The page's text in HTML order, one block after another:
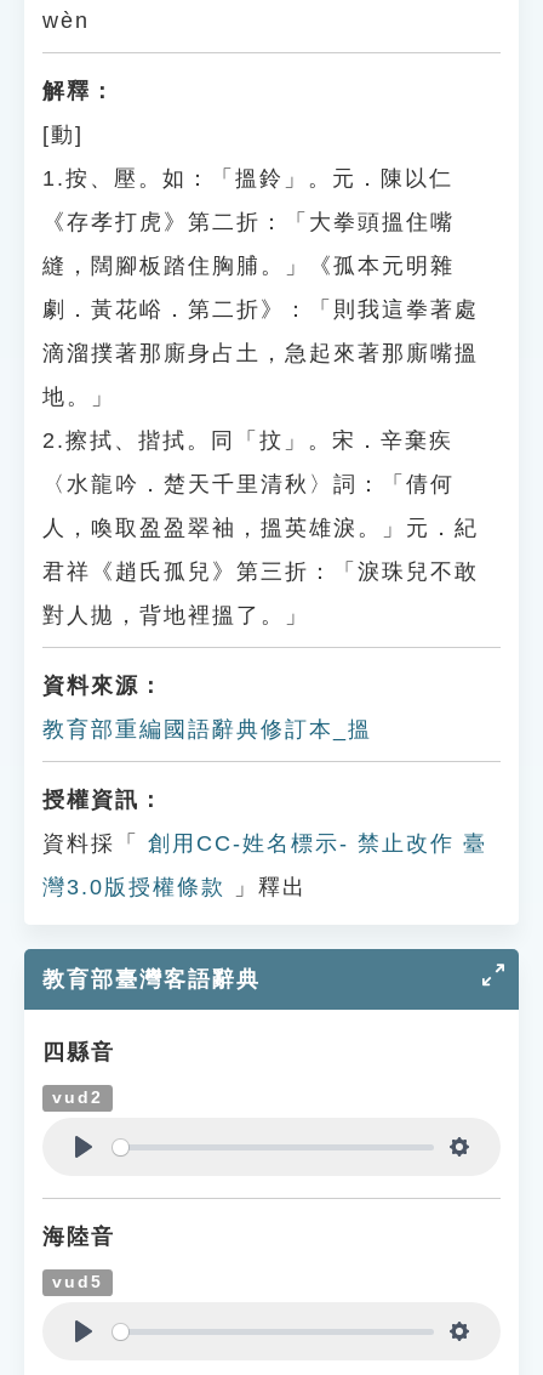
wèn
解釋：
[動]
1.按、壓。如：「搵鈴」。元．陳以仁
《存孝打虎》第二折：「大拳頭搵住嘴
縫，闊腳板踏住胸脯。」《孤本元明雜
劇．黃花峪．第二折》：「則我這拳著處
滴溜撲著那廝身占土，急起來著那廝嘴搵
地。」
2.擦拭、揩拭。同「抆」。宋．辛棄疾
〈水龍吟．楚天千里清秋〉詞：「倩何
人，喚取盈盈翠袖，搵英雄淚。」元．紀
君祥《趙氏孤兒》第三折：「淚珠兒不敢
對人拋，背地裡搵了。」
資料來源：
教育部重編國語辭典修訂本_搵
授權資訊：
資料採「
創用CC-姓名標示- 禁止改作 臺
灣3.0版授權條款
」釋出
教育部臺灣客語辭典
四縣音
vud2
海陸音
vud5